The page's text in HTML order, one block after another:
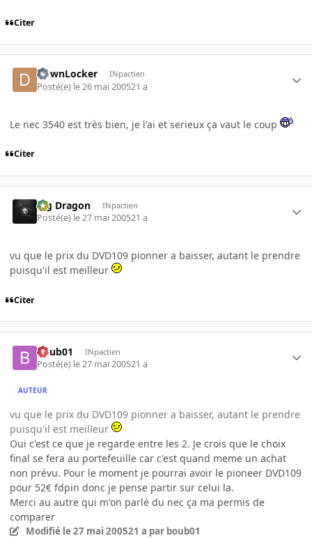
Citer
DownLocker INpactien
Posté(e) le 26 mai 200521 a
Le nec 3540 est très bien, je l'ai et serieux ça vaut le coup
Citer
Big Dragon INpactien
Posté(e) le 27 mai 200521 a
vu que le prix du DVD109 pionner a baisser, autant le prendre
puisqu'il est meilleur
Citer
boub01 INpactien
Posté(e) le 27 mai 200521 a
AUTEUR
vu que le prix du DVD109 pionner a baisser, autant le prendre
puisqu'il est meilleur
Oui c'est ce que je regarde entre les 2. Je crois que le choix
final se fera au portefeuille car c'est quand meme un achat
non prévu. Pour le moment je pourrai avoir le pioneer DVD109
pour 52€ fdpin donc je pense partir sur celui la.
Merci au autre qui m'on parlé du nec ça ma permis de
comparer
Modifié le 27 mai 200521 a par boub01